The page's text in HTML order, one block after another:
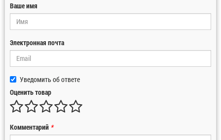
Ваше имя
Электронная почта
Уведомить об ответе
Оценить товар
Комментарий *